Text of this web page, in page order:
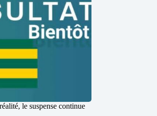
le suspense continue